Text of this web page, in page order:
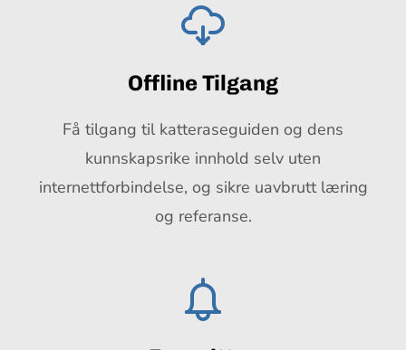
Offline Tilgang
Få tilgang til katteraseguiden og dens
kunnskapsrike innhold selv uten
internettforbindelse, og sikre uavbrutt læring
og referanse.